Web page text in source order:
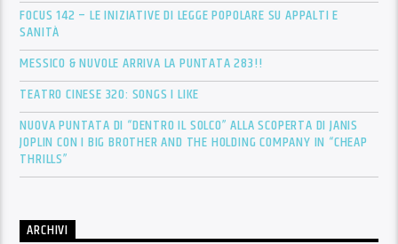
FOCUS 142 – LE INIZIATIVE DI LEGGE POPOLARE SU APPALTI E
SANITÀ
MESSICO & NUVOLE ARRIVA LA PUNTATA 283!!
TEATRO CINESE 320: SONGS I LIKE
NUOVA PUNTATA DI “DENTRO IL SOLCO” ALLA SCOPERTA DI JANIS
JOPLIN CON I BIG BROTHER AND THE HOLDING COMPANY IN “CHEAP
THRILLS”
ARCHIVI